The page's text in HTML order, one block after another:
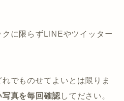
に限らずLINEやツイッター
でものせてよいとは限りま
真を毎回確認 してださい。